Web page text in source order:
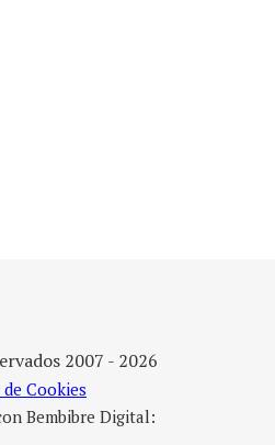
2007 - 2026
Cookies
Bembibre Digital: